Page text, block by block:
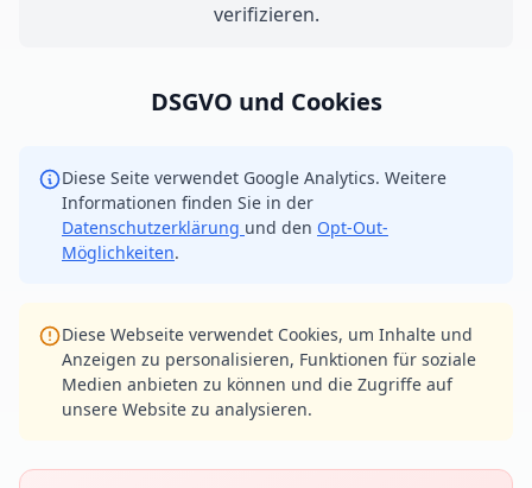
verifizieren.
DSGVO und Cookies
Diese Seite verwendet Google Analytics. Weitere
Informationen finden Sie in der
Datenschutzerklärung und den Opt-Out-
Möglichkeiten.
Diese Webseite verwendet Cookies, um Inhalte und
Anzeigen zu personalisieren, Funktionen für soziale
Medien anbieten zu können und die Zugriffe auf
unsere Website zu analysieren.